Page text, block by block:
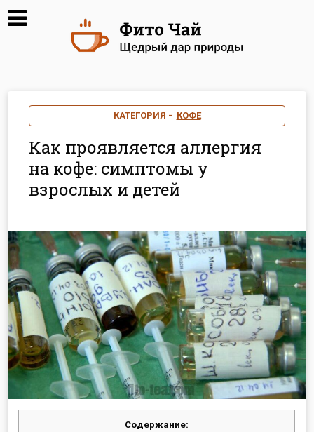
КАТЕГОРИЯ - КОФЕ
Как проявляется аллергия
на кофе: симптомы у
взрослых и детей
Содержание: